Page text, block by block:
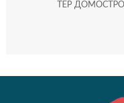
ТЕР